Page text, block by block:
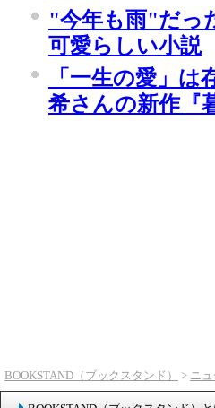
"今年も雨"だっ
可愛らしい小説
「一生の愛」
希さんの新作『
BOOKSTAND（ブックスタンド） > ニ